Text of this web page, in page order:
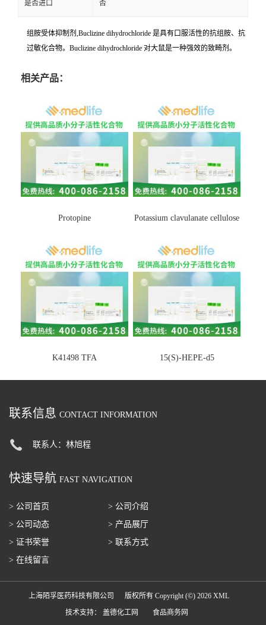
是否进口 否
组胺受体抑制剂,Buclizine dihydrochloride 是具有口服活性的抗组胺、抗
过敏化合物。Buclizine dihydrochloride 对大鼠是一种强效的致畸剂。
相关产品：
Protopine Potassium clavulanate cellulose
K41498 TFA 15(S)-HEPE-d5
联系信息 CONTACT INFORMATION
联系人：林旭程
快速导航 FAST NAVIGATION
> 公司首页
> 公司介绍
> 公司动态
> 产品展厅
> 证书荣誉
> 联系方式
> 在线留言
上海陌孚医药科技有限公司 版权所有 Copyright (©) 2026 XML
技术支持： 盖德化工网 食品商务网